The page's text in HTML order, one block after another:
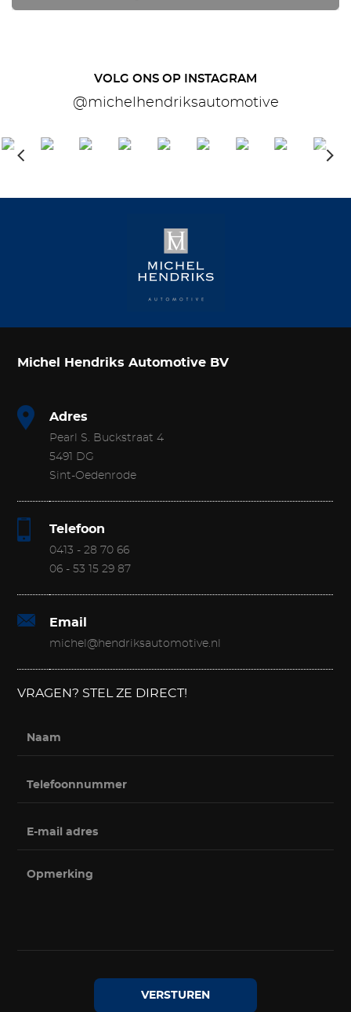
VOLG ONS OP INSTAGRAM
@michelhendriksautomotive
Michel Hendriks Automotive BV
Adres
Pearl S. Buckstraat 4
5491 DG
Sint-Oedenrode
Telefoon
0413 - 28 70 66
06 - 53 15 29 87
Email
michel@hendriksautomotive.nl
VRAGEN? STEL ZE DIRECT!
VERSTUREN